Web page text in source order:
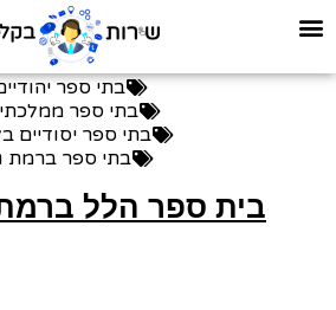
בתי ספר יהודיים
בתי ספר
בתי ספר יסודיים
בתי ספר ברמת
בית ספר הלל ברמת